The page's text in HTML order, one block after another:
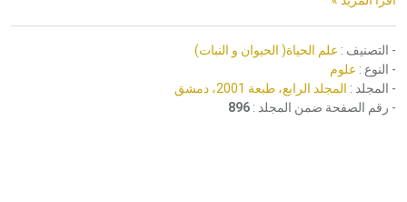
- التصنيف : علم الحياة( الحيوان و النبات)
- النوع : علوم
- المجلد : المجلد الرابع، طبعة 2001، دمشق
- رقم الصفحة ضمن المجلد : 896